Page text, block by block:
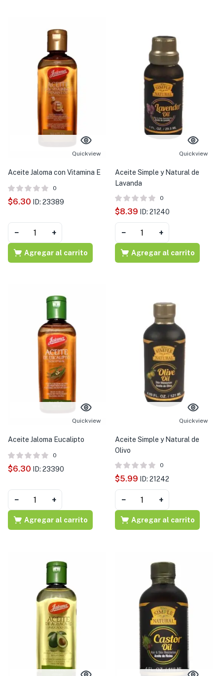
Quickview
Aceite Jaloma con Vitamina E
0
$6.30 ID: 23389
− +
Agregar al carrito
Quickview
Aceite Simple y Natural de
Lavanda
0
$8.39 ID: 21240
− +
Agregar al carrito
Quickview
Aceite Jaloma Eucalipto
0
$6.30 ID: 23390
− +
Agregar al carrito
Quickview
Aceite Simple y Natural de
Olivo
0
$5.99 ID: 21242
− +
Agregar al carrito